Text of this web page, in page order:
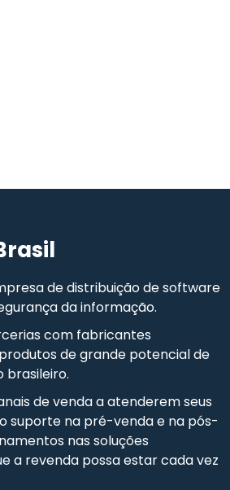
de distribuição de software
da informação.
com fabricantes
de grande potencial de
brasileiro.
de venda a atenderem seus
suporte na pré-venda e na pós-
nas soluções
a revenda possa estar cada vez